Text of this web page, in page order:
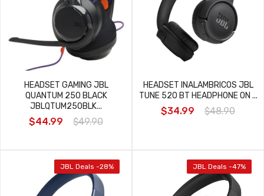
HEADSET GAMING JBL
QUANTUM 250 BLACK
JBLQTUM250BLK...
$44.99 $49.90
HEADSET INALAMBRICOS JBL
TUNE 520 BT HEADPHONE ON ...
$34.99 $48.90
JBL Deals -28% JBL Deals -47%